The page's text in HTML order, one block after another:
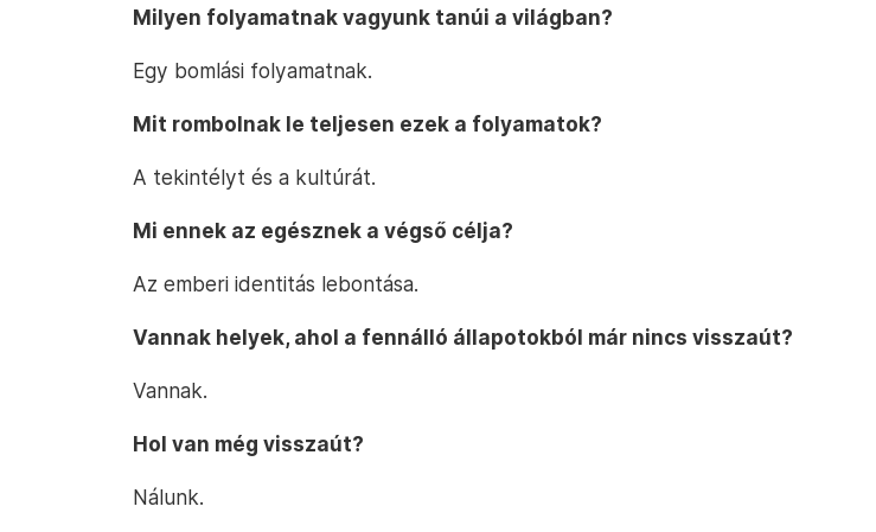
Milyen folyamatnak vagyunk tanúi a világban?
Egy bomlási folyamatnak.
Mit rombolnak le teljesen ezek a folyamatok?
A tekintélyt és a kultúrát.
Mi ennek az egésznek a végső célja?
Az emberi identitás lebontása.
Vannak helyek, ahol a fennálló állapotokból már nincs visszaút?
Vannak.
Hol van még visszaút?
Nálunk.